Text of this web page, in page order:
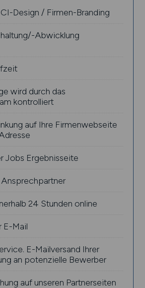
Design / Firmen-Branding
Abwicklung
wird durch das
kontrolliert
auf Ihre Firmenwebseite
Jobs Ergebnisseite
24 Stunden online
E-Mail
E-Mailversand Ihrer
an potenzielle Bewerber
auf unseren Partnerseiten